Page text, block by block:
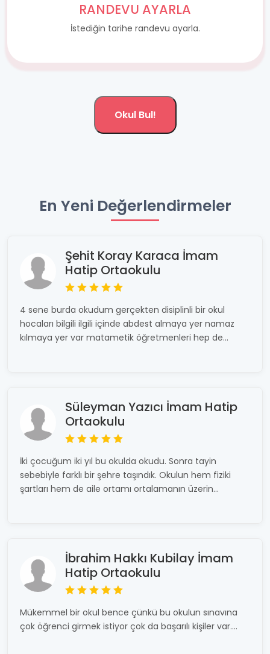
RANDEVU AYARLA
İstediğin tarihe randevu ayarla.
Okul Bul!
En Yeni Değerlendirmeler
Şehit Koray Karaca İmam
Hatip Ortaokulu
4 sene burda okudum gerçekten disiplinli bir okul
hocaları bilgili ilgili içinde abdest almaya yer namaz
kılmaya yer var matametik öğretmenleri hep de...
Süleyman Yazıcı İmam Hatip
Ortaokulu
İki çocuğum iki yıl bu okulda okudu. Sonra tayin
sebebiyle farklı bir şehre taşındık. Okulun hem fiziki
şartları hem de aile ortamı ortalamanın üzerin...
İbrahim Hakkı Kubilay İmam
Hatip Ortaokulu
Mükemmel bir okul bence çünkü bu okulun sınavına
çok öğrenci girmek istiyor çok da başarılı kişiler var....